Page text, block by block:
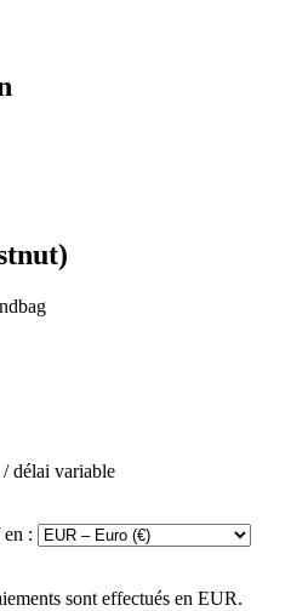
délai variable
:
sont effectués en EUR.